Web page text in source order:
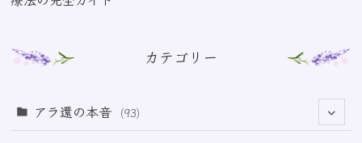
カテゴリー
アラ還の本音 (93)